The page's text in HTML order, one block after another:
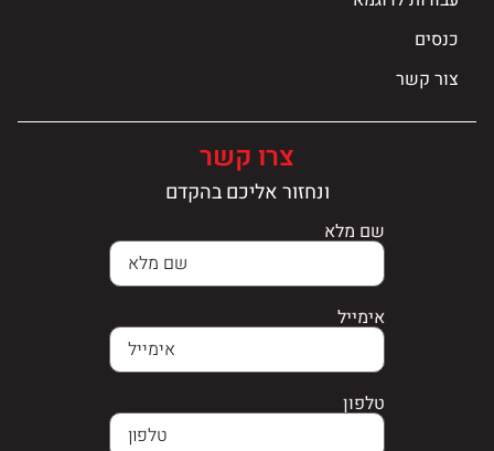
כנסים
צור קשר
צרו קשר
ונחזור אליכם בהקדם
שם מלא
אימייל
טלפון